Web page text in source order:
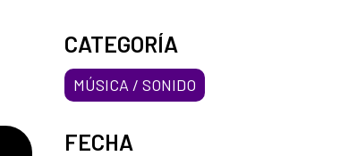
CATEGORÍA
MÚSICA / SONIDO
FECHA